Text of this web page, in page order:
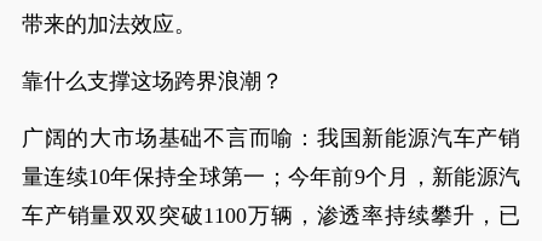
带来的加法效应。
靠什么支撑这场跨界浪潮？
广阔的大市场基础不言而喻：我国新能源汽车产销
量连续10年保持全球第一；今年前9个月，新能源汽
车产销量双双突破1100万辆，渗透率持续攀升，已